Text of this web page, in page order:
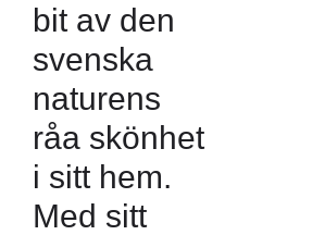
bit av den
svenska
naturens
råa skönhet
i sitt hem.
Med sitt